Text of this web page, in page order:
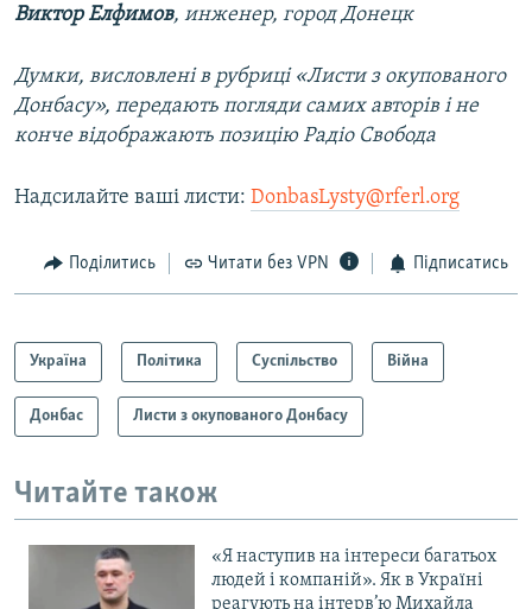
Виктор Елфимов, инженер, город Донецк
Думки, висловлені в рубриці «Листи з окупованого
Донбасу», передають погляди самих авторів і не
конче відображають позицію Радіо Свобода
Надсилайте ваші листи: DonbasLysty@rferl.org
Поділитись Читати без VPN Підписатись
Україна Політика Суспільство Війна
Донбас Листи з окупованого Донбасу
Читайте також
«Я наступив на інтереси багатьох
людей і компаній». Як в Україні
реагують на інтерв’ю Михайла